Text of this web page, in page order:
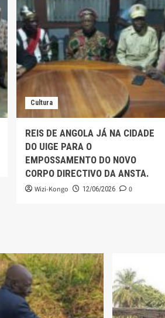
Cultura
REIS DE ANGOLA JÁ NA CIDADE
DO UIGE PARA O
EMPOSSAMENTO DO NOVO
CORPO DIRECTIVO DA ANSTA.
Wizi-Kongo 12/06/2026 0